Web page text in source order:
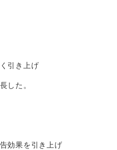
引き上げ
した。
効果を引き上げ